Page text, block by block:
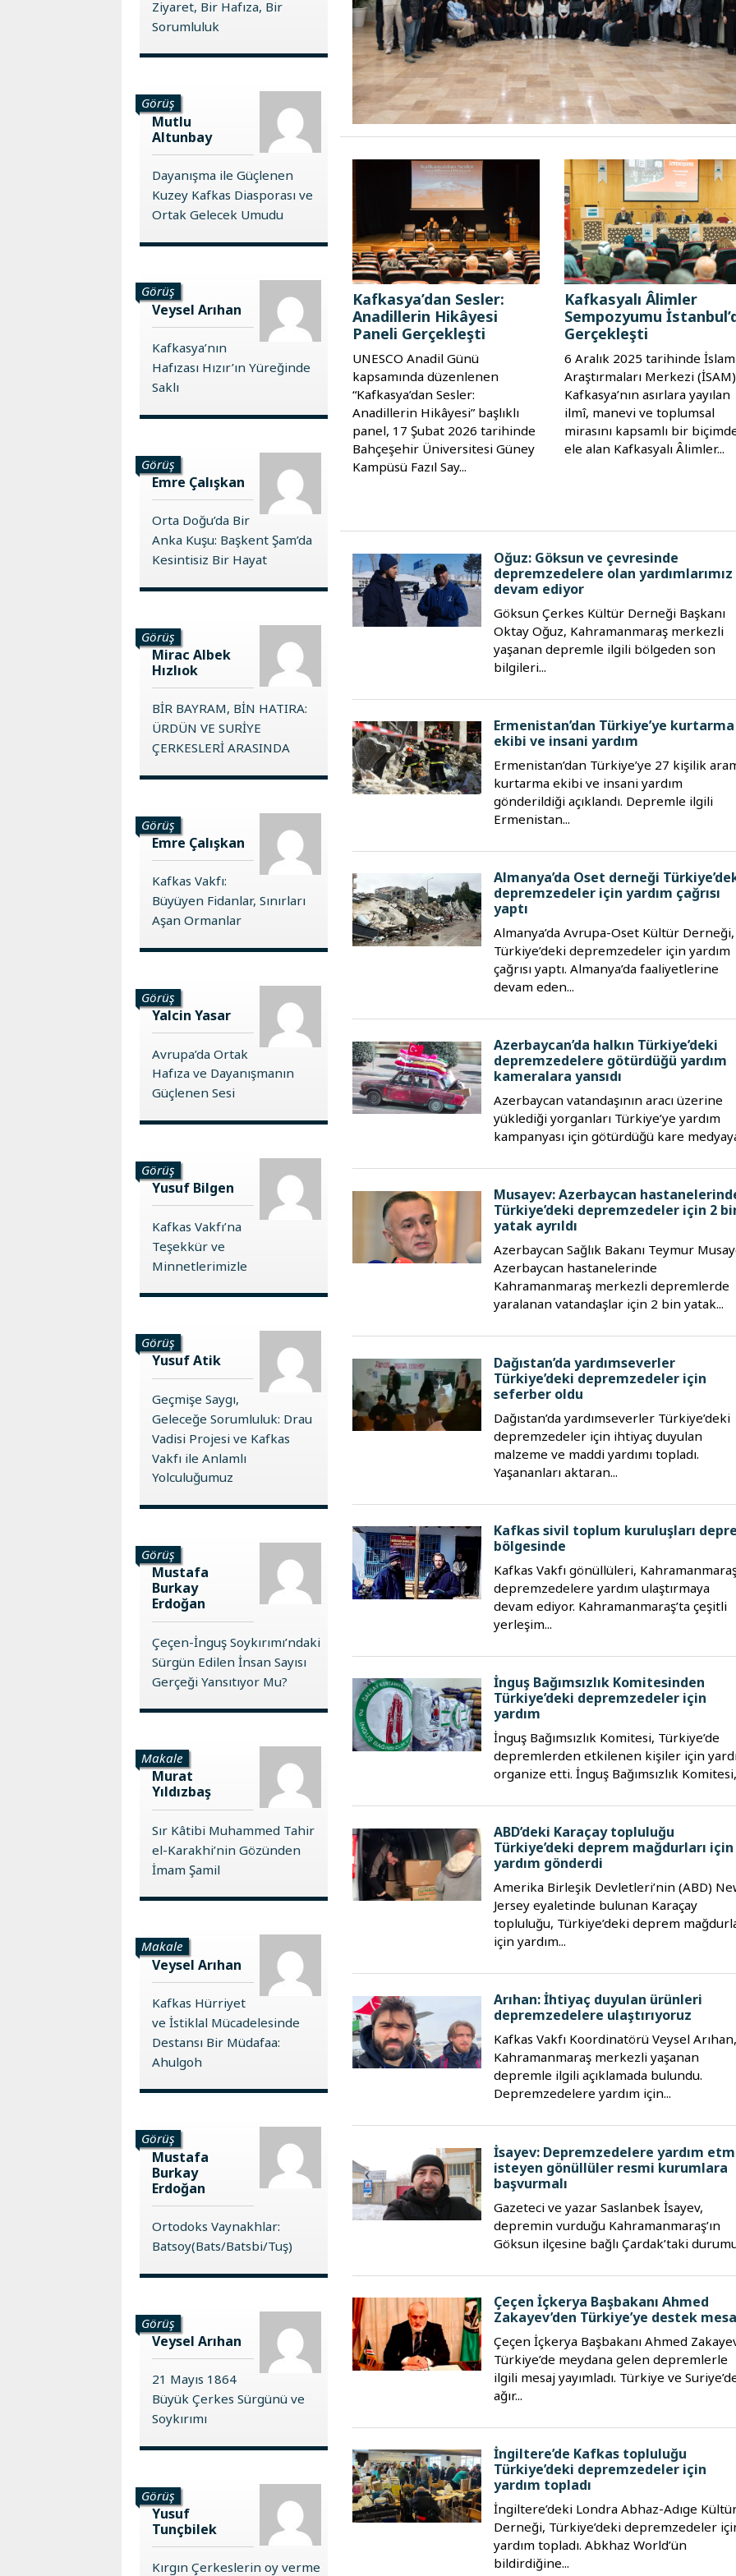
Karaçay-
Çerkes
Krasnodar
Stavropol
Kray
Ziyaret, Bir Hafıza, Bir
Sorumluluk
Görüş
Mutlu
Altunbay
Dayanışma ile Güçlenen
Kuzey Kafkas Diasporası ve
Ortak Gelecek Umudu
Görüş
Veysel Arıhan
Kafkasya’nın
Hafızası Hızır’ın Yüreğinde
Saklı
Görüş
Emre Çalışkan
Orta Doğu’da Bir
Anka Kuşu: Başkent Şam’da
Kesintisiz Bir Hayat
Görüş
Mirac Albek
Hızlıok
BİR BAYRAM, BİN HATIRA:
ÜRDÜN VE SURİYE
ÇERKESLERİ ARASINDA
Görüş
Emre Çalışkan
Kafkas Vakfı:
Büyüyen Fidanlar, Sınırları
Aşan Ormanlar
Görüş
Yalcin Yasar
Avrupa’da Ortak
Hafıza ve Dayanışmanın
Güçlenen Sesi
Görüş
Yusuf Bilgen
Kafkas Vakfı’na
Teşekkür ve
Minnetlerimizle
Görüş
Yusuf Atik
Geçmişe Saygı,
Geleceğe Sorumluluk: Drau
Vadisi Projesi ve Kafkas
Vakfı ile Anlamlı
Yolculuğumuz
Görüş
Mustafa
Burkay
Erdoğan
Çeçen-İnguş Soykırımı’ndaki
Sürgün Edilen İnsan Sayısı
Gerçeği Yansıtıyor Mu?
Makale
Murat
Yıldızbaş
Sır Kâtibi Muhammed Tahir
el-Karakhi’nin Gözünden
İmam Şamil
Makale
Veysel Arıhan
Kafkas Hürriyet
ve İstiklal Mücadelesinde
Destansı Bir Müdafaa:
Ahulgoh
Görüş
Mustafa
Burkay
Erdoğan
Ortodoks Vaynakhlar:
Batsoy(Bats/Batsbi/Tuş)
Görüş
Veysel Arıhan
21 Mayıs 1864
Büyük Çerkes Sürgünü ve
Soykırımı
Görüş
Yusuf
Tunçbilek
Kırgın Çerkeslerin oy verme
Kafkasya’dan Sesler:
Anadillerin Hikâyesi
Paneli Gerçekleşti
UNESCO Anadil Günü
kapsamında düzenlenen
“Kafkasya’dan Sesler:
Anadillerin Hikâyesi” başlıklı
panel, 17 Şubat 2026 tarihinde
Bahçeşehir Üniversitesi Güney
Kampüsü Fazıl Say...
Kafkasyalı Âlimler
Sempozyumu
Gerçekleşti
6 Aralık 2025 tarihinde İslam
Araştırmaları Merkezi
Kafkasya’nın asırlara yayılan
ilmî, manevi ve toplumsal
mirasını kapsamlı bir
ele alan Kafkasyalı Âlimler...
Oğuz: Göksun ve çevresinde
depremzedelere olan yardımlarımız
devam ediyor
Göksun Çerkes Kültür Derneği Başkanı
Oktay Oğuz, Kahramanmaraş merkezli
yaşanan depremle ilgili bölgeden son
bilgileri...
Ermenistan’dan Türkiye’ye kurtarma
ekibi ve insani yardım
Ermenistan’dan Türkiye’ye 27 kişilik
kurtarma ekibi ve insani yardım
gönderildiği açıklandı. Depremle ilgili
Ermenistan...
Almanya’da Oset derneği
depremzedeler için yardım çağrısı
yaptı
Almanya’da Avrupa-Oset Kültür Derneği,
Türkiye’deki depremzedeler için yardım
çağrısı yaptı. Almanya’da faaliyetlerine
devam eden...
Azerbaycan’da halkın Türkiye’deki
depremzedelere götürdüğü yardım
kameralara yansıdı
Azerbaycan vatandaşının aracı üzerine
yüklediği yorganları Türkiye’ye yardım
kampanyası için götürdüğü kare
Musayev: Azerbaycan
Türkiye’deki depremzedeler için 2
yatak ayrıldı
Azerbaycan Sağlık Bakanı Teymur
Azerbaycan hastanelerinde
Kahramanmaraş merkezli depremlerde
yaralanan vatandaşlar için 2 bin yatak...
Dağıstan’da yardımseverler
Türkiye’deki depremzedeler için
seferber oldu
Dağıstan’da yardımseverler Türkiye’deki
depremzedeler için ihtiyaç duyulan
malzeme ve maddi yardımı topladı.
Yaşananları aktaran...
Kafkas sivil toplum kuruluşları
bölgesinde
Kafkas Vakfı gönüllüleri,
depremzedelere yardım ulaştırmaya
devam ediyor. Kahramanmaraş’ta çeşitli
yerleşim...
İnguş Bağımsızlık Komitesinden
Türkiye’deki depremzedeler için
yardım
İnguş Bağımsızlık Komitesi, Türkiye’de
depremlerden etkilenen kişiler için
organize etti. İnguş Bağımsızlık
ABD’deki Karaçay topluluğu
Türkiye’deki deprem mağdurları için
yardım gönderdi
Amerika Birleşik Devletleri’nin (ABD)
Jersey eyaletinde bulunan Karaçay
topluluğu, Türkiye’deki deprem
için yardım...
Arıhan: İhtiyaç duyulan ürünleri
depremzedelere ulaştırıyoruz
Kafkas Vakfı Koordinatörü Veysel Arıhan,
Kahramanmaraş merkezli yaşanan
depremle ilgili açıklamada bulundu.
Depremzedelere yardım için...
İsayev: Depremzedelere yardım
isteyen gönüllüler resmi kurumlara
başvurmalı
Gazeteci ve yazar Saslanbek İsayev,
depremin vurduğu Kahramanmaraş’ın
Göksun ilçesine bağlı Çardak’taki
Çeçen İçkerya Başbakanı Ahmed
Zakayev’den Türkiye’ye destek
Çeçen İçkerya Başbakanı Ahmed
Türkiye’de meydana gelen depremlerle
ilgili mesaj yayımladı. Türkiye ve
ağır...
İngiltere’de Kafkas topluluğu
Türkiye’deki depremzedeler için
yardım topladı
İngiltere’deki Londra Abhaz-Adıge
Derneği, Türkiye’deki depremzedeler
yardım topladı. Abkhaz World’ün
bildirdiğine...